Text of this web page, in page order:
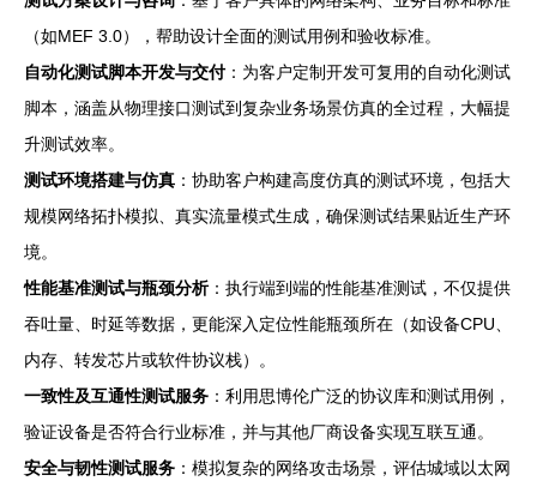
（如MEF 3.0），帮助设计全面的测试用例和验收标准。
自动化测试脚本开发与交付：为客户定制开发可复用的自动化测试
脚本，涵盖从物理接口测试到复杂业务场景仿真的全过程，大幅提
升测试效率。
测试环境搭建与仿真 ：协助客户构建高度仿真的测试环境，包括大
规模网络拓扑模拟、真实流量模式生成，确保测试结果贴近生产环
境。
性能基准测试与瓶颈分析：执行端到端的性能基准测试，不仅提供
吞吐量、时延等数据，更能深入定位性能瓶颈所在（如设备CPU、
内存、转发芯片或软件协议栈）。
一致性及互通性测试服务 ：利用思博伦广泛的协议库和测试用例，
验证设备是否符合行业标准，并与其他厂商设备实现互联互通。
安全与韧性测试服务 ：模拟复杂的网络攻击场景，评估城域以太网